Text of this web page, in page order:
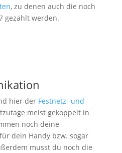
, zu denen auch die noch
gezählt werden.
hier der Festnetz- und
meist gekoppelt in
noch deine
dein Handy bzw. sogar
musst du noch die